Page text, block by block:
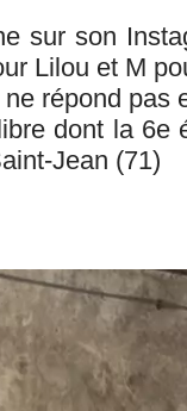
sur son
Lilou et M
répond
dont la 6e
Jean (71)